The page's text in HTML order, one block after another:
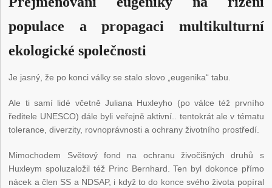
populace a propagaci multikulturní
ekologické společnosti
Je jasný, že po konci války se stalo slovo „eugenika“ tabu.
Ale ti samí lidé včetně Juliana Huxleyho (po válce též prvního
ředitele UNESCO) dále byli veřejně aktivní.. tentokrát ale v tématu
tolerance, diverzity, rovnoprávnosti a ochrany životního prostředí.
Mimochodem Světový fond na ochranu živočišných druhů s
Huxleym spoluzaložil též Princ Bernhard. Ten byl dokonce přímo
nácek a člen SS a NDSAP, i když to do konce svého života popíral